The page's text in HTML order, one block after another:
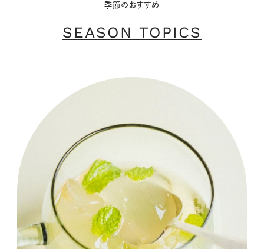
季節のおすすめ
SEASON TOPICS